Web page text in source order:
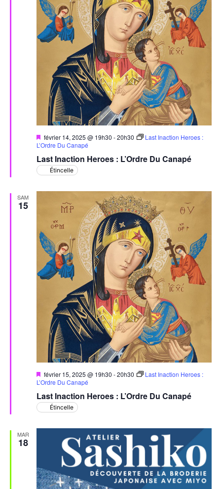
Last Inaction Heroes : L’Ordre Du Canapé
Mis
en
février 14, 2025 @ 19h30 -20h30
Last Inaction Heroes :
L’Ordre Du Canapé
Étincelle
SAM
15
Last Inaction Heroes : L’Ordre Du Canapé
Mis
en
février 15, 2025 @ 19h30 -20h30
Last Inaction Heroes :
L’Ordre Du Canapé
Étincelle
MAR
18